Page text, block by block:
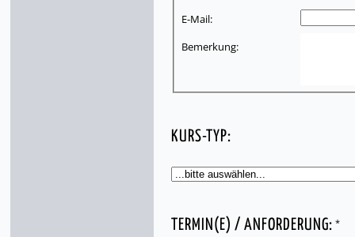
E-Mail:
Bemerkung:
KURS-TYP:
TERMIN(E) / ANFORDERUNG: *